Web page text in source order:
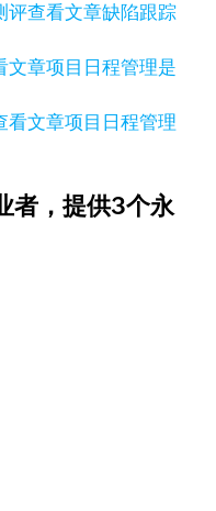
查看文章缺陷跟踪
文章项目日程管理是
看文章项目日程管理
者，提供3个永